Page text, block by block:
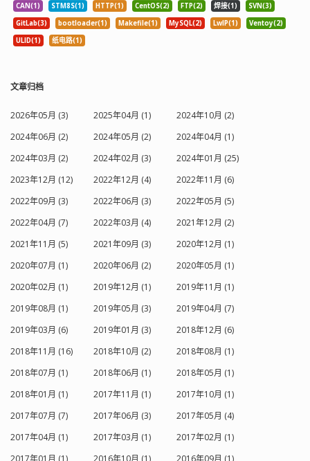
CAN(1)
STM8S(1) HTTP(1) CentOS(2) FTP(2) 焊接(1)
SVN(3)
GitLab(3)
bootloader(1) Makefile(1) MySQL(2) LwIP(1)
Ventoy(2)
ULID(1)
纸电路(1)
文章归档
2026年05月 (3) 2025年04月 (1)
2024年10月 (2)
2024年06月 (2)
2024年05月 (2)
2024年04月 (1)
2024年03月 (2)
2024年02月 (3)
2024年01月 (25)
2023年12月 (12)
2022年12月 (4)
2022年11月 (6)
2022年09月 (3)
2022年06月 (3)
2022年05月 (5)
2022年04月 (7)
2022年03月 (4)
2021年12月 (2)
2021年11月 (5)
2021年09月 (3)
2020年12月 (1)
2020年07月 (1)
2020年06月 (2)
2020年05月 (1)
2020年02月 (1)
2019年12月 (1)
2019年11月 (1)
2019年08月 (1)
2019年05月 (3)
2019年04月 (7)
2019年03月 (6)
2019年01月 (3)
2018年12月 (6)
2018年11月 (16)
2018年10月 (2)
2018年08月 (1)
2018年07月 (1)
2018年06月 (1)
2018年05月 (1)
2018年01月 (1)
2017年11月 (1)
2017年10月 (1)
2017年07月 (7)
2017年06月 (3)
2017年05月 (4)
2017年04月 (1)
2017年03月 (1)
2017年02月 (1)
2017年01月 (1)
2016年10月 (1) 2016年09月 (1)